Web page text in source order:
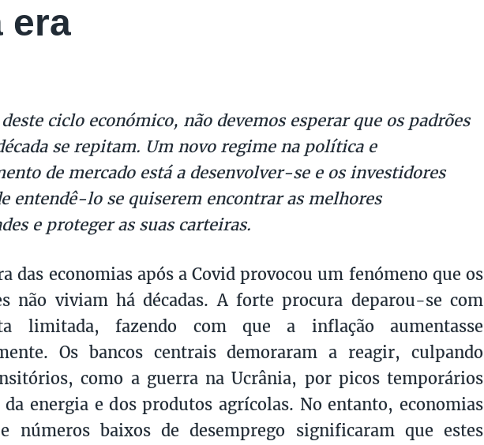
era
ciclo económico, não devemos esperar que os padrões
se repitam. Um novo regime na política e
de mercado está a desenvolver-se e os investidores
entendê-lo se quiserem encontrar as melhores
e proteger as suas carteiras.
das economias após a Covid provocou um fenómeno que os
não viviam há décadas. A forte procura deparou-se com
limitada, fazendo com que a inflação aumentasse
Os bancos centrais demoraram a reagir, culpando
como a guerra na Ucrânia, por picos temporários
da energia e dos produtos agrícolas. No entanto, economias
números baixos de desemprego significaram que estes